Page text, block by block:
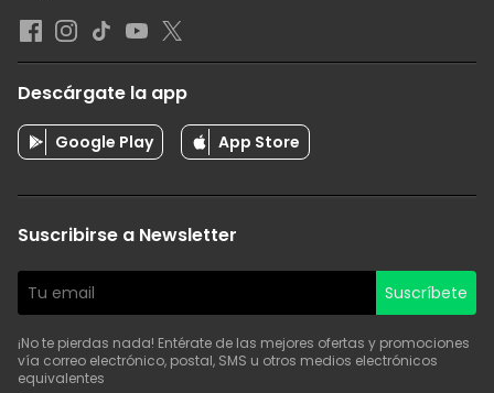
Descárgate la app
Google Play App Store
Suscribirse a Newsletter
Suscríbete
¡No te pierdas nada! Entérate de las mejores ofertas y promociones
vía correo electrónico, postal, SMS u otros medios electrónicos
equivalentes